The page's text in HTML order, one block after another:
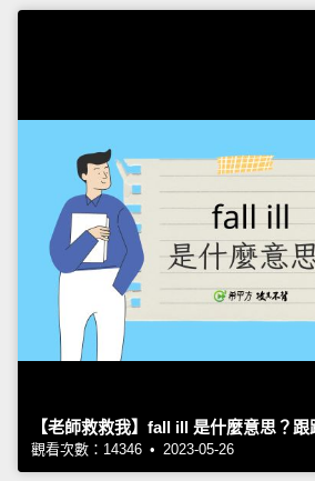
【老師救救我】fall ill 是什麼意思？跟
觀看次數：14346 • 2023-05-26